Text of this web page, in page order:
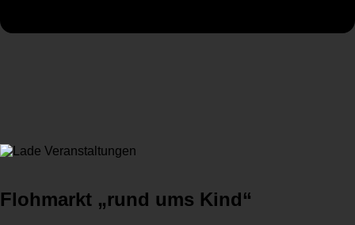
Flohmarkt „rund ums Kind“